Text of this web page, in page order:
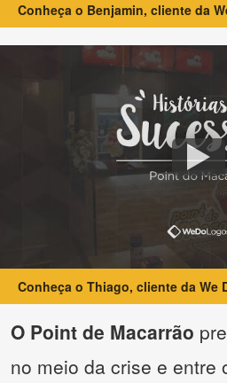
Conheça o Benjamin, cliente da
Conheça o Thiago, cliente da We
O Point de Macarrão
no meio da crise e entre